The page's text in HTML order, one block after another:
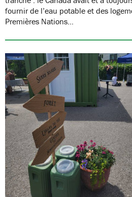
fournir de l’eau potable et des
Premières Nations…